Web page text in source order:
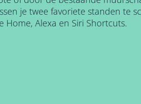
je twee favoriete standen te
Home, Alexa en Siri Shortcuts.